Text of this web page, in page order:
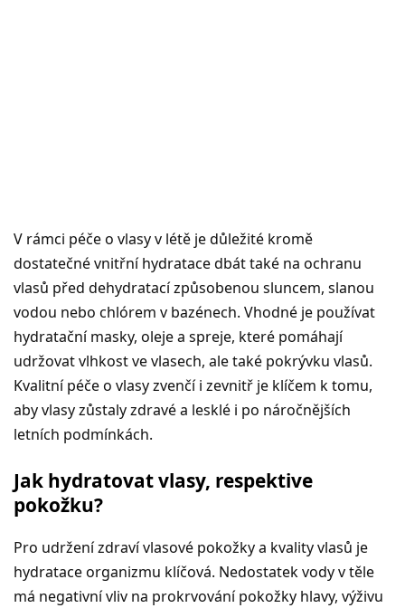
V rámci péče o vlasy v létě je důležité kromě
dostatečné vnitřní hydratace dbát také na ochranu
vlasů před dehydratací způsobenou sluncem, slanou
vodou nebo chlórem v bazénech. Vhodné je používat
hydratační masky, oleje a spreje, které pomáhají
udržovat vlhkost ve vlasech, ale také pokrývku vlasů.
Kvalitní péče o vlasy zvenčí i zevnitř je klíčem k tomu,
aby vlasy zůstaly zdravé a lesklé i po náročnějších
letních podmínkách.
Jak hydratovat vlasy, respektive
pokožku?
Pro udržení zdraví vlasové pokožky a kvality vlasů je
hydratace organizmu klíčová. Nedostatek vody v těle
má negativní vliv na prokrvování pokožky hlavy, výživu